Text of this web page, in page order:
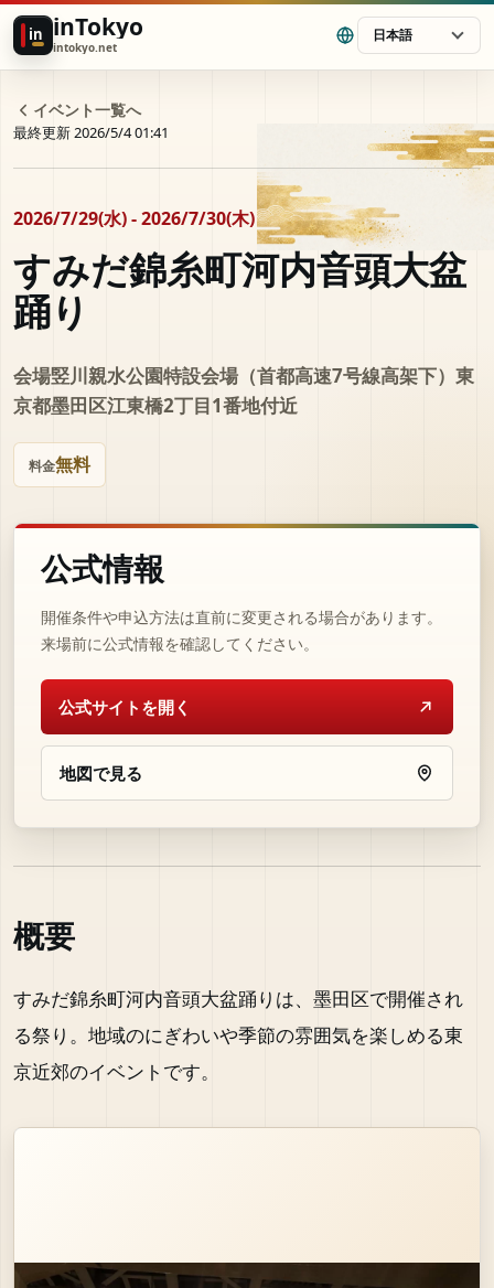
in inTokyo
intokyo.net
日本語
イベント一覧へ
最終更新 2026/5/4 01:41
2026/7/29(水) - 2026/7/30(木)
すみだ錦糸町河内音頭大盆
踊り
会場竪川親水公園特設会場（首都高速7号線高架下）東
京都墨田区江東橋2丁目1番地付近
料金無料
公式情報
開催条件や申込方法は直前に変更される場合があります。
来場前に公式情報を確認してください。
公式サイトを開く
地図で見る
概要
すみだ錦糸町河内音頭大盆踊りは、墨田区で開催され
る祭り。地域のにぎわいや季節の雰囲気を楽しめる東
京近郊のイベントです。